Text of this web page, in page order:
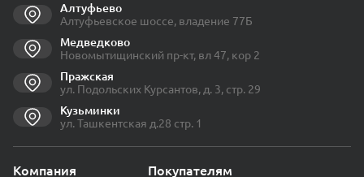
Алтуфьево
Алтуфьевское шоссе, владение 77Б
Медведково
Новомытищинский пр-кт, вл 47, кор 2
Пражская
ул. Подольских Курсантов, д. 3, стр. 29
Кузьминки
ул. Ташкентская д.28 стр. 1
Компания Покупателям